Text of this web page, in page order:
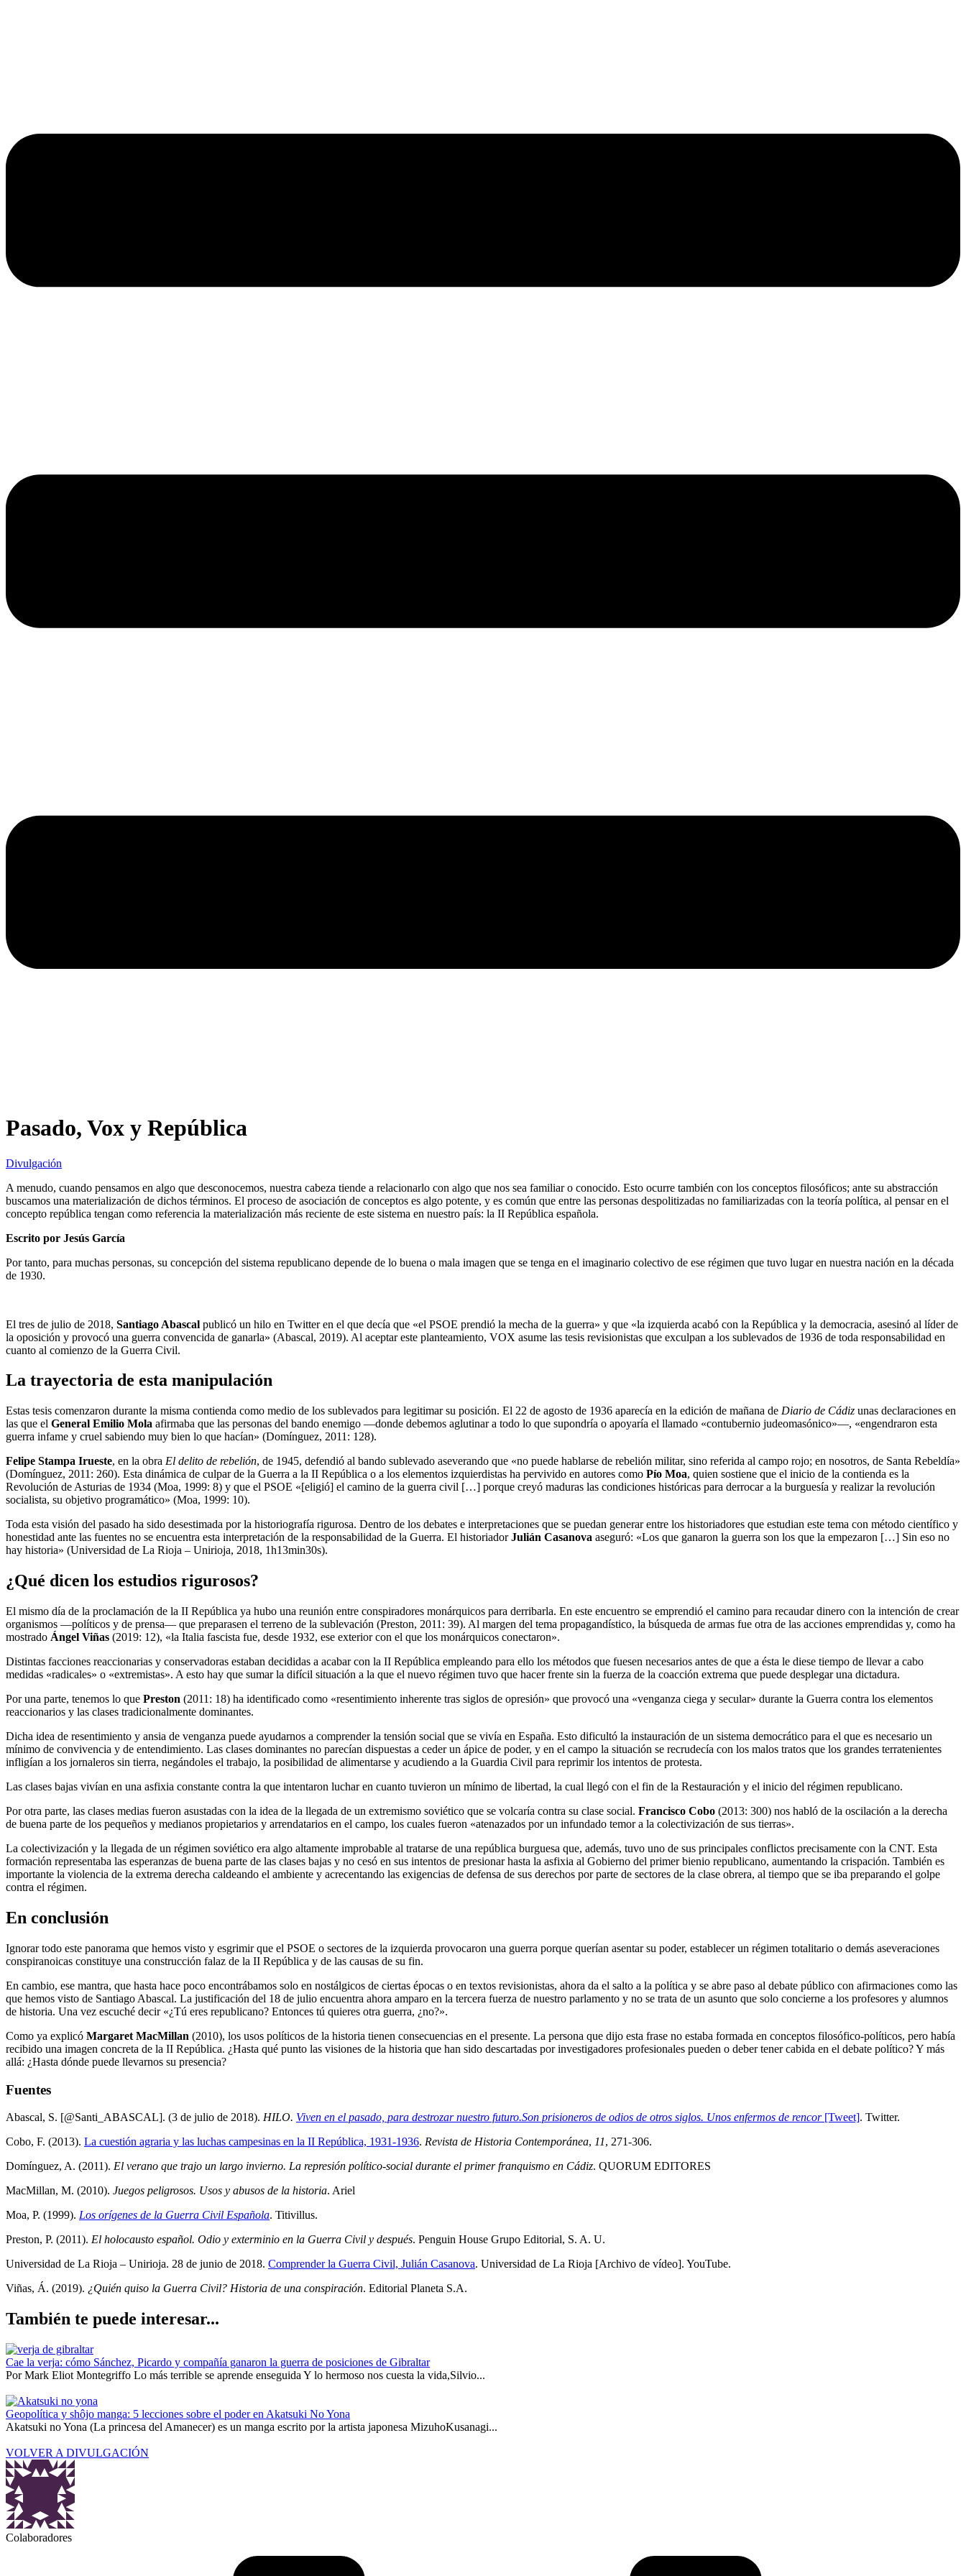
Pasado, Vox y República
Divulgación
A menudo, cuando pensamos en algo que desconocemos, nuestra cabeza tiende a relacionarlo con algo que nos sea familiar o conocido. Esto ocurre también con los conceptos filosóficos; ante su abstracción
buscamos una materialización de dichos términos. El proceso de asociación de conceptos es algo potente, y es común que entre las personas despolitizadas no familiarizadas con la teoría política, al pensar en el
concepto república tengan como referencia la materialización más reciente de este sistema en nuestro país: la II República española.
Escrito por Jesús García
Por tanto, para muchas personas, su concepción del sistema republicano depende de lo buena o mala imagen que se tenga en el imaginario colectivo de ese régimen que tuvo lugar en nuestra nación en la década
de 1930.
El tres de julio de 2018, Santiago Abascal publicó un hilo en Twitter en el que decía que «el PSOE prendió la mecha de la guerra» y que «la izquierda acabó con la República y la democracia, asesinó al líder de
la oposición y provocó una guerra convencida de ganarla» (Abascal, 2019). Al aceptar este planteamiento, VOX asume las tesis revisionistas que exculpan a los sublevados de 1936 de toda responsabilidad en
cuanto al comienzo de la Guerra Civil.
La trayectoria de esta manipulación
Estas tesis comenzaron durante la misma contienda como medio de los sublevados para legitimar su posición. El 22 de agosto de 1936 aparecía en la edición de mañana de Diario de Cádiz unas declaraciones en
las que el General Emilio Mola afirmaba que las personas del bando enemigo —donde debemos aglutinar a todo lo que supondría o apoyaría el llamado «contubernio judeomasónico»—, «engendraron esta
guerra infame y cruel sabiendo muy bien lo que hacían» (Domínguez, 2011: 128).
Felipe Stampa Irueste, en la obra El delito de rebelión, de 1945, defendió al bando sublevado aseverando que «no puede hablarse de rebelión militar, sino referida al campo rojo; en nosotros, de Santa Rebeldía»
(Domínguez, 2011: 260). Esta dinámica de culpar de la Guerra a la II República o a los elementos izquierdistas ha pervivido en autores como Pío Moa, quien sostiene que el inicio de la contienda es la
Revolución de Asturias de 1934 (Moa, 1999: 8) y que el PSOE «[eligió] el camino de la guerra civil […] porque creyó maduras las condiciones históricas para derrocar a la burguesía y realizar la revolución
socialista, su objetivo programático» (Moa, 1999: 10).
Toda esta visión del pasado ha sido desestimada por la historiografía rigurosa. Dentro de los debates e interpretaciones que se puedan generar entre los historiadores que estudian este tema con método científico y
honestidad ante las fuentes no se encuentra esta interpretación de la responsabilidad de la Guerra. El historiadorJulián Casanova aseguró: «Los que ganaron la guerra son los que la empezaron […] Sin eso no
hay historia» (Universidad de La Rioja – Unirioja, 2018, 1h13min30s).
¿Qué dicen los estudios rigurosos?
El mismo día de la proclamación de la II República ya hubo una reunión entre conspiradores monárquicos para derribarla. En este encuentro se emprendió el camino para recaudar dinero con la intención de crear
organismos —políticos y de prensa— que preparasen el terreno de la sublevación (Preston, 2011: 39). Al margen del tema propagandístico, la búsqueda de armas fue otra de las acciones emprendidas y, como ha
mostrado Ángel Viñas (2019: 12), «la Italia fascista fue, desde 1932, ese exterior con el que los monárquicos conectaron».
Distintas facciones reaccionarias y conservadoras estaban decididas a acabar con la II República empleando para ello los métodos que fuesen necesarios antes de que a ésta le diese tiempo de llevar a cabo
medidas «radicales» o «extremistas». A esto hay que sumar la difícil situación a la que el nuevo régimen tuvo que hacer frente sin la fuerza de la coacción extrema que puede desplegar una dictadura.
Por una parte, tenemos lo que Preston (2011: 18) ha identificado como «resentimiento inherente tras siglos de opresión» que provocó una «venganza ciega y secular» durante la Guerra contra los elementos
reaccionarios y las clases tradicionalmente dominantes.
Dicha idea de resentimiento y ansia de venganza puede ayudarnos a comprender la tensión social que se vivía en España. Esto dificultó la instauración de un sistema democrático para el que es necesario un
mínimo de convivencia y de entendimiento. Las clases dominantes no parecían dispuestas a ceder un ápice de poder, y en el campo la situación se recrudecía con los malos tratos que los grandes terratenientes
infligían a los jornaleros sin tierra, negándoles el trabajo, la posibilidad de alimentarse y acudiendo a la Guardia Civil para reprimir los intentos de protesta.
Las clases bajas vivían en una asfixia constante contra la que intentaron luchar en cuanto tuvieron un mínimo de libertad, la cual llegó con el fin de la Restauración y el inicio del régimen republicano.
Por otra parte, las clases medias fueron asustadas con la idea de la llegada de un extremismo soviético que se volcaría contra su clase social. Francisco Cobo (2013: 300) nos habló de la oscilación a la derecha
de buena parte de los pequeños y medianos propietarios y arrendatarios en el campo, los cuales fueron «atenazados por un infundado temor a la colectivización de sus tierras».
La colectivización y la llegada de un régimen soviético era algo altamente improbable al tratarse de una república burguesa que, además, tuvo uno de sus principales conflictos precisamente con la CNT. Esta
formación representaba las esperanzas de buena parte de las clases bajas y no cesó en sus intentos de presionar hasta la asfixia al Gobierno del primer bienio republicano, aumentando la crispación. También es
importante la violencia de la extrema derecha caldeando el ambiente y acrecentando las exigencias de defensa de sus derechos por parte de sectores de la clase obrera, al tiempo que se iba preparando el golpe
contra el régimen.
En conclusión
Ignorar todo este panorama que hemos visto y esgrimir que el PSOE o sectores de la izquierda provocaron una guerra porque querían asentar su poder, establecer un régimen totalitario o demás aseveraciones
conspiranoicas constituye una construcción falaz de la II República y de las causas de su fin.
En cambio, ese mantra, que hasta hace poco encontrábamos solo en nostálgicos de ciertas épocas o en textos revisionistas, ahora da el salto a la política y se abre paso al debate público con afirmaciones como las
que hemos visto de Santiago Abascal. La justificación del 18 de julio encuentra ahora amparo en la tercera fuerza de nuestro parlamento y no se trata de un asunto que solo concierne a los profesores y alumnos
de historia. Una vez escuché decir «¿Tú eres republicano? Entonces tú quieres otra guerra, ¿no?».
Como ya explicó Margaret MacMillan (2010), los usos políticos de la historia tienen consecuencias en el presente. La persona que dijo esta frase no estaba formada en conceptos filosófico-políticos, pero había
recibido una imagen concreta de la II República. ¿Hasta qué punto las visiones de la historia que han sido descartadas por investigadores profesionales pueden o deber tener cabida en el debate político? Y más
allá: ¿Hasta dónde puede llevarnos su presencia?
Fuentes
Abascal, S. [@Santi_ABASCAL]. (3 de julio de 2018). HILO. Viven en el pasado, para destrozar nuestro futuro.Son prisioneros de odios de otros siglos. Unos enfermos de rencor [Tweet]. Twitter.
Cobo, F. (2013). La cuestión agraria y las luchas campesinas en la II República, 1931-1936. Revista de Historia Contemporánea, 11, 271-306.
Domínguez, A. (2011). El verano que trajo un largo invierno. La represión político-social durante el primer franquismo en Cádiz. QUORUM EDITORES
MacMillan, M. (2010). Juegos peligrosos. Usos y abusos de la historia. Ariel
Moa, P. (1999). Los orígenes de la Guerra Civil Española. Titivillus.
Preston, P. (2011). El holocausto español. Odio y exterminio en la Guerra Civil y después. Penguin House Grupo Editorial, S. A. U.
Universidad de La Rioja – Unirioja. 28 de junio de 2018. Comprender la Guerra Civil, Julián Casanova. Universidad de La Rioja [Archivo de vídeo]. YouTube.
Viñas, Á. (2019). ¿Quién quiso la Guerra Civil? Historia de una conspiración. Editorial Planeta S.A.
También te puede interesar...
Cae la verja: cómo Sánchez, Picardo y compañía ganaron la guerra de posiciones de Gibraltar
Por Mark Eliot Montegriffo Lo más terrible se aprende enseguida Y lo hermoso nos cuesta la vida,Silvio...
Geopolítica y shôjo manga: 5 lecciones sobre el poder en Akatsuki No Yona
Akatsuki no Yona (La princesa del Amanecer) es un manga escrito por la artista japonesa MizuhoKusanagi...
VOLVER A DIVULGACIÓN
Colaboradores